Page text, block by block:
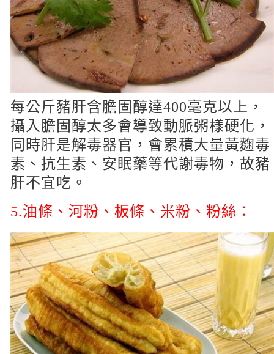
每公斤豬肝含膽固醇達400毫克以上，
攝入膽固醇太多會導致動脈粥樣硬化，
同時肝是解毒器官，會累積大量黃麴毒
素、抗生素、安眠藥等代謝毒物，故豬
肝不宜吃。
5.油條、河粉、板條、米粉、粉絲：